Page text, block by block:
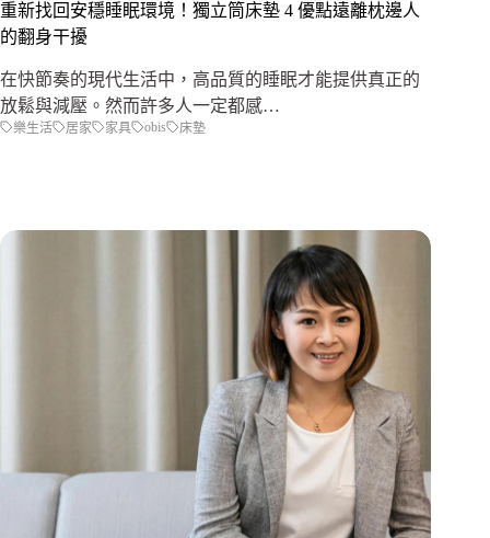
重新找回安穩睡眠環境！獨立筒床墊 4 優點遠離枕邊人
的翻身干擾
在快節奏的現代生活中，高品質的睡眠才能提供真正的
放鬆與減壓。然而許多人一定都感…
樂生活 居家 家具 obis 床墊